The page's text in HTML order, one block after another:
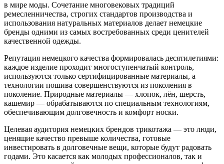
в мире моды. Сочетание многовековых традиций
ремесленничества, строгих стандартов производства и
использования натуральных материалов делает немецкие
бренды одними из самых востребованных среди ценителей
качественной одежды.
Репутация немецкого качества формировалась десятилетиями:
каждое изделие проходит многоступенчатый контроль,
используются только сертифицированные материалы, а
технологии пошива совершенствуются из поколения в
поколение. Природные материалы — хлопок, лён, шерсть,
кашемир — обрабатываются по специальным технологиям,
обеспечивающим долговечность и комфорт носки.
Целевая аудитория немецких брендов трикотажа — это люди,
ценящие качество превыше количества, готовые
инвестировать в долговечные вещи, которые будут радовать
годами. Это касается как молодых профессионалов, так и